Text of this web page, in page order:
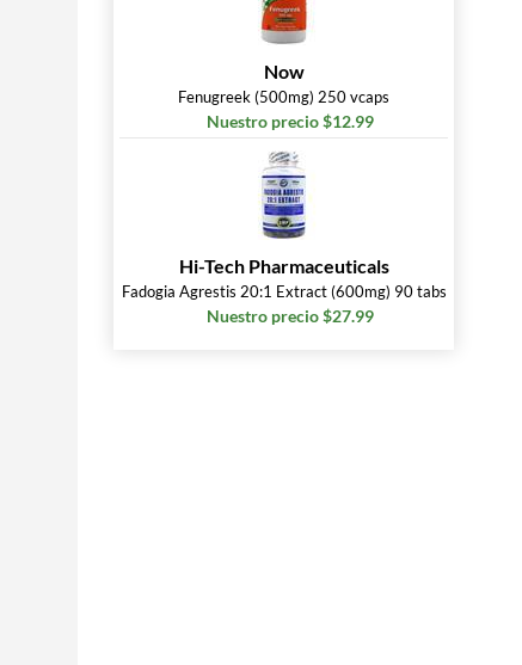
Now
Fenugreek (500mg) 250 vcaps
Nuestro precio $12.99
Hi-Tech Pharmaceuticals
Fadogia Agrestis 20:1 Extract (600mg) 90 tabs
Nuestro precio $27.99